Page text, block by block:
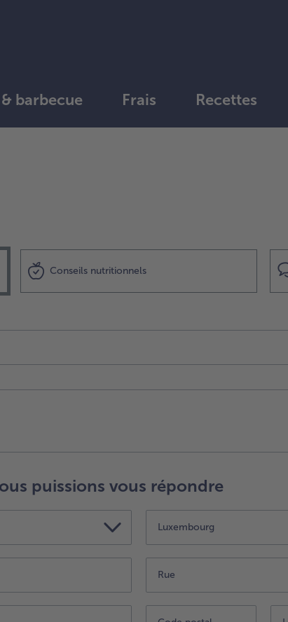
barbecue Frais Recettes
Conseils nutritionnels
puissions vous répondre
Luxembourg